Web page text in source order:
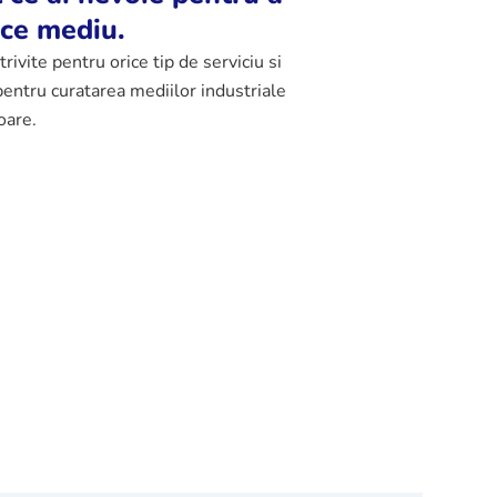
mediu.
pentru orice tip de serviciu si
curatarea mediilor industriale